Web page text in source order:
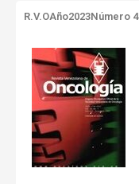
R.V.OAño2023Número 4